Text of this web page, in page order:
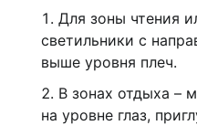
Для зоны чтения
светильники с
выше уровня плеч.
В зонах отдыха –
на уровне глаз,